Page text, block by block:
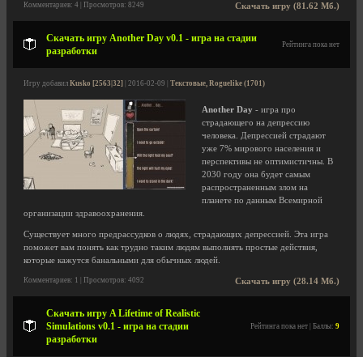
Скачать игру (81.62 Мб.)
Комментариев: 4 | Просмотров: 8249
Скачать игру Another Day v0.1 - игра на стадии
разработки
Рейтинга пока нет
Игру добавил Kusko [2563|32] | 2016-02-09 | Текстовые, Roguelike (1701)
Another Day - игра про
страдающего на депрессию
человека. Депрессией страдают
уже 7% мирового населения и
перспективы не оптимистичны. В
2030 году она будет самым
распространенным злом на
планете по данным Всемирной
организации здравоохранения.
Существует много предрассудков о людях, страдающих депрессией. Эта игра
поможет вам понять как трудно таким людям выполнять простые действия,
которые кажутся банальными для обычных людей.
Скачать игру (28.14 Мб.)
Комментариев: 1 | Просмотров: 4092
Скачать игру A Lifetime of Realistic
Simulations v0.1 - игра на стадии
разработки
Рейтинга пока нет | Баллы: 9